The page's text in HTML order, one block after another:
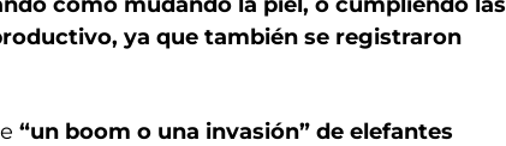
ya que también se registraron
“un boom o una invasión” de elefantes